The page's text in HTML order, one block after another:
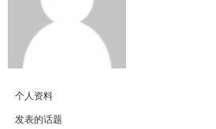
个人资料
发表的话题